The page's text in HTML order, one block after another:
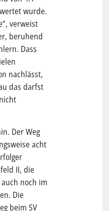
wurde.
verweist
beruhend
Dass
nachlässt,
das darfst
Der Weg
acht
II, die
noch im
Die
beim SV